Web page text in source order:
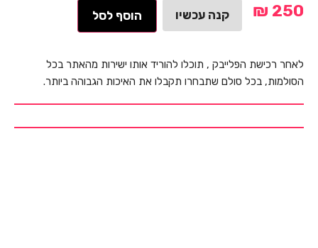
₪ 250 קנה עכשיו הוסף לסל
לאחר רכישת הפלייבק , תוכלו להוריד אותו ישירות מהאתר בכל
הסולמות, בכל סולם שתבחרו תקבלו את האיכות הגבוהה ביותר.